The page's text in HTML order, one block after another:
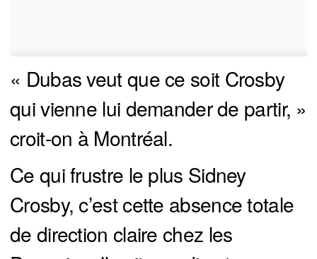
« Dubas veut que ce soit Crosby
qui vienne lui demander de partir, »
croit-on à Montréal.
Ce qui frustre le plus Sidney
Crosby, c’est cette absence totale
de direction claire chez les